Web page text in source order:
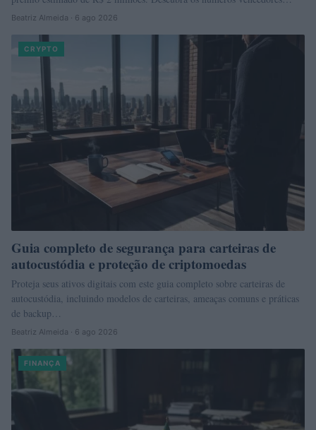
Beatriz Almeida · 6 ago 2026
CRYPTO
Guia completo de segurança para carteiras de
autocustódia e proteção de criptomoedas
Proteja seus ativos digitais com este guia completo sobre carteiras de
autocustódia, incluindo modelos de carteiras, ameaças comuns e práticas
de backup…
Beatriz Almeida · 6 ago 2026
FINANÇA